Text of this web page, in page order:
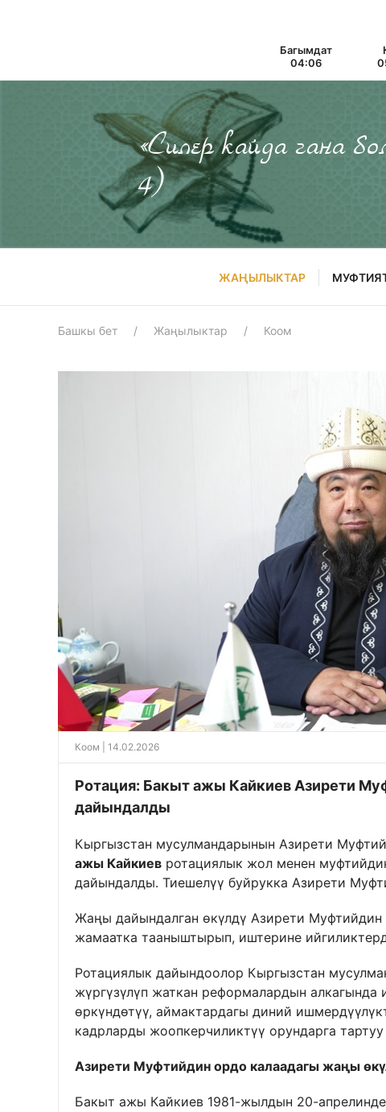
Багымдат
04:06
«Силер кайда гана
4)
ЖАҢЫЛЫКТАР
Башкы бет Жаңылыктар Коом
Коом | 14.02.2026
Ротация: Бакыт ажы Кайкиев Азирети
дайындалды
Кыргызстан мусулмандарынын Азирети
ажы Кайкиев ротациялык жол менен
дайындалды. Тиешелүү буйрукка Азирети
Жаңы дайындалган өкүлдү Азирети Муфтийдин
жамаатка тааныштырып, иштерине
Ротациялык дайындоолор Кыргызстан
жүргүзүлүп жаткан реформалардын
өркүндөтүү, аймактардагы диний
кадрларды жоопкерчиликтүү орундарга
Азирети Муфтийдин ордо калаадагы жаңы
Бакыт ажы Кайкиев 1981-жылдын 20-